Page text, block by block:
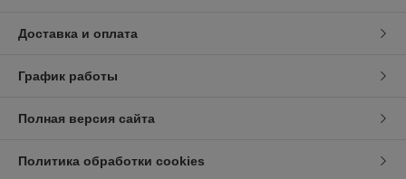
Доставка и оплата
График работы
Полная версия сайта
Политика обработки cookies